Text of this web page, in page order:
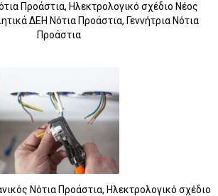
Προάστια, Ηλεκτρολογικό σχέδιο Νέος
ΔΕΗ Νότια Προάστια, Γεννήτρια Νότια
Προάστια
Νότια Προάστια, Ηλεκτρολογικό σχέδιο